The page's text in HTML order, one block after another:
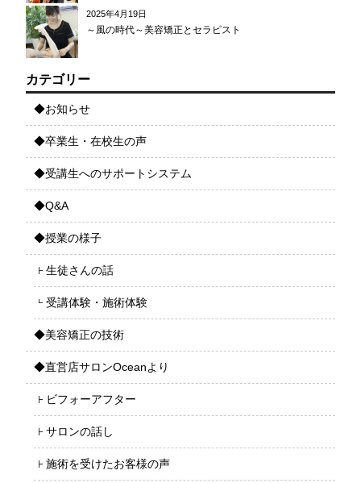
2025年4月19日
～風の時代～美容矯正とセラピスト
カテゴリー
◆お知らせ
◆卒業生・在校生の声
◆受講生へのサポートシステム
◆Q&A
◆授業の様子
生徒さんの話
受講体験・施術体験
◆美容矯正の技術
◆直営店サロンOceanより
ビフォーアフター
サロンの話し
施術を受けたお客様の声